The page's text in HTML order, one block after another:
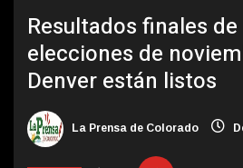
Resultados finales de
elecciones de
Denver están listos
La Prensa de Colorado